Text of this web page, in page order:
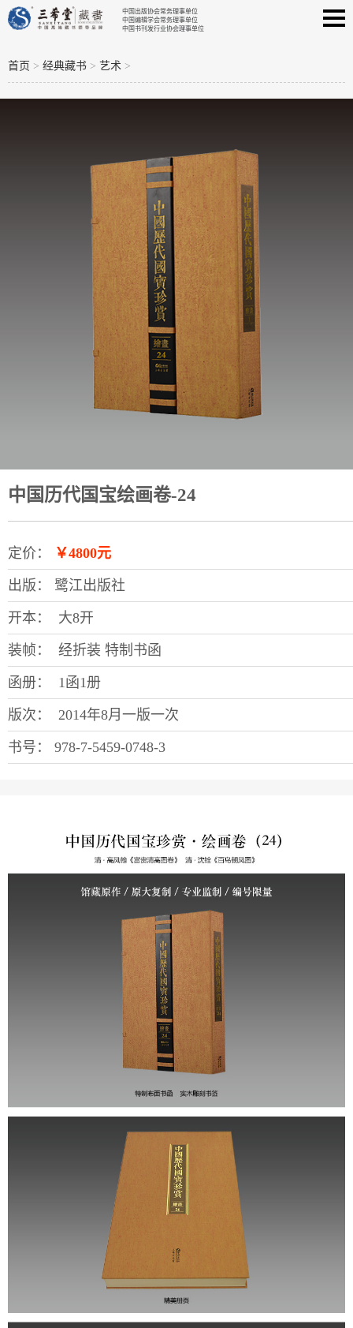
中国出版协会常务理事单位
中国编辑学会常务理事单位
中国书刊发行业协会理事单位
首页 > 经典藏书 > 艺术 >
中国历代国宝绘画卷-24
定价： ￥4800元
出版： 鹭江出版社
开本： 大8开
装帧： 经折装 特制书函
函册： 1函1册
版次： 2014年8月一版一次
书号： 978-7-5459-0748-3